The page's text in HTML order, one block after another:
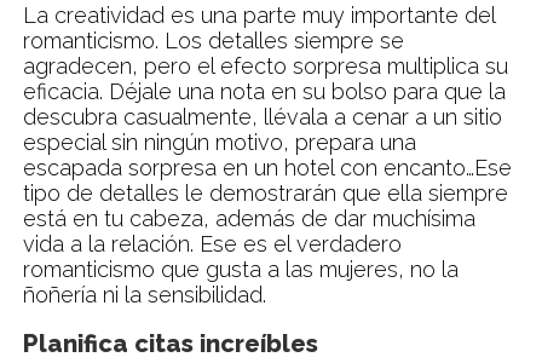
La creatividad es una parte muy importante del
romanticismo. Los detalles siempre se
agradecen, pero el efecto sorpresa multiplica su
eficacia. Déjale una nota en su bolso para que la
descubra casualmente, llévala a cenar a un sitio
especial sin ningún motivo, prepara una
escapada sorpresa en un hotel con encanto…Ese
tipo de detalles le demostrarán que ella siempre
está en tu cabeza, además de dar muchísima
vida a la relación. Ese es el verdadero
romanticismo que gusta a las mujeres, no la
ñoñería ni la sensibilidad.
Planifica citas increíbles